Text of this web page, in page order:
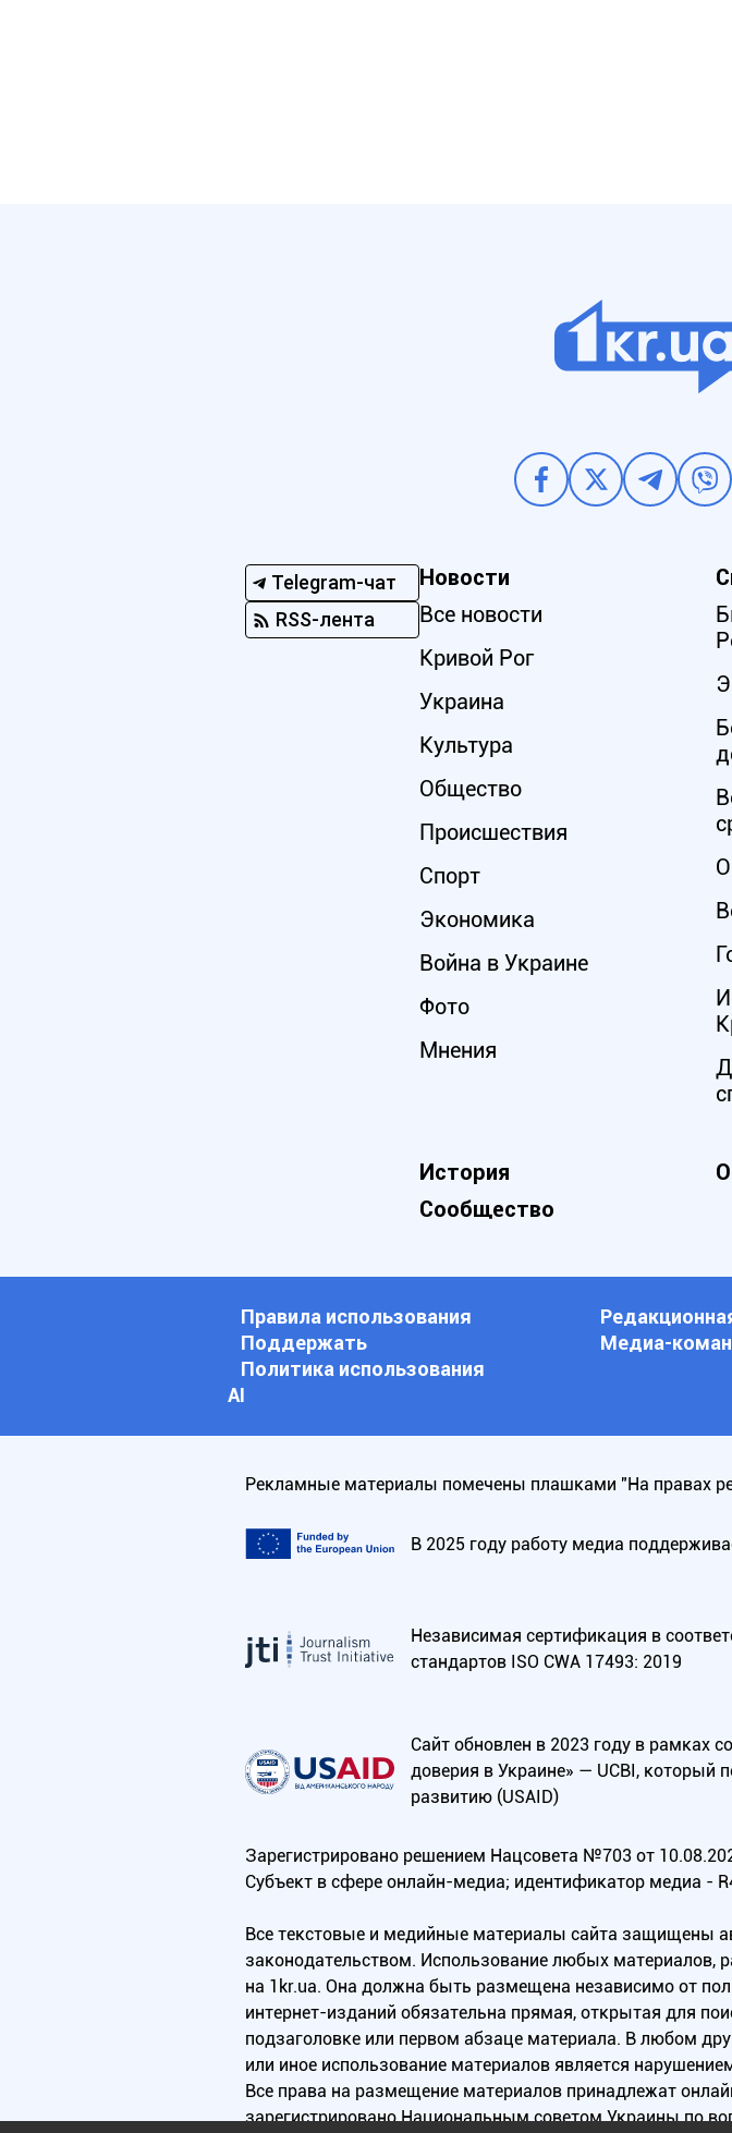
Telegram-чат
RSS-лента
Новости
Все новости
Кривой Рог
Украина
Культура
Общество
Происшествия
Спорт
Экономика
Война в Украине
Фото
Мнения
История
Сообщество
Правила использования
Поддержать
Медиа-
Политика использования
АI
Рекламные материалы помечены плашками "На правах
В 2025 году работу медиа
Независимая сертификация в
стандартов ISO CWA 17493: 2019
Сайт обновлен в 2023 году в рамках
доверия в Украине» — UCBI,
развитию (USAID)
Зарегистрировано решением Нацсовета №703 от
Субъект в сфере онлайн-медиа; идентификатор медиа -
Все текстовые и медийные материалы сайта защищены
законодательством. Использование любых материалов,
на 1kr.ua. Она должна быть размещена независимо от
интернет-изданий обязательна прямая, открытая для
подзаголовке или первом абзаце материала. В любом
или иное использование материалов является
Все права на размещение материалов принадлежат
зарегистрировано Национальным советом Украины по